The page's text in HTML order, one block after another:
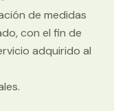
de medidas
con el fin de
adquirido al